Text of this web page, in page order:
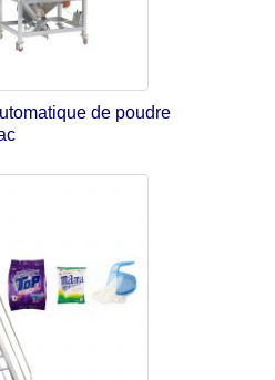
de poudre